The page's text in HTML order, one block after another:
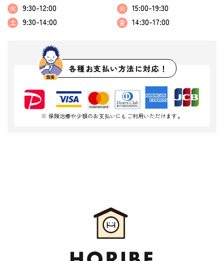
火 9:30-12:00
土 9:30-14:00
火 15:00-19:30
金 14:30-17:00
各種お支払い方法に対応！
※ 保険治療や少額のお支払いにもご利用いただけます。